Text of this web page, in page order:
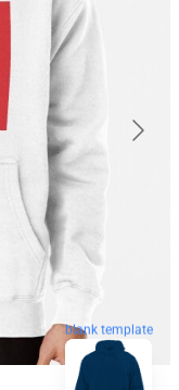
blank template